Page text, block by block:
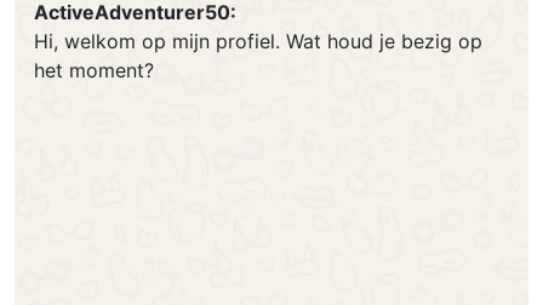
ActiveAdventurer50:
Hi, welkom op mijn profiel. Wat houd je bezig op
het moment?